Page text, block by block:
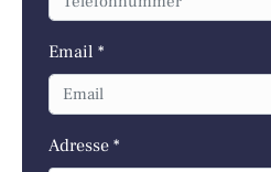
Email *
Adresse *